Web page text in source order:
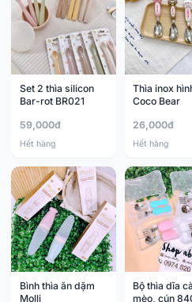
Set 2 thìa silicon
Bar-rot BR021
59,000đ
Hết hàng
Thìa inox
Coco Bear
26,000đ
Hết hàng
Bình thìa ăn dặm
Molli
Bộ thìa dĩa
mèo, cún